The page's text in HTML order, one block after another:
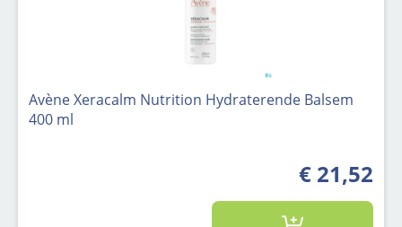
Avène Xeracalm Nutrition Hydraterende Balsem
400 ml
€ 21,52